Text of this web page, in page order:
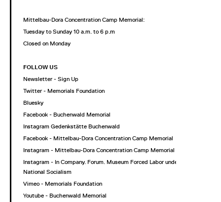
Mittelbau-Dora Concentration Camp Memorial:
Tuesday to Sunday 10 a.m. to 6 p.m
Closed on Monday
FOLLOW US
Newsletter - Sign Up
Twitter - Memorials Foundation
Bluesky
Facebook - Buchenwald Memorial
Instagram Gedenkstätte Buchenwald
Facebook - Mittelbau-Dora Concentration Camp Memorial
Instagram - Mittelbau-Dora Concentration Camp Memorial
Instagram - In Company. Forum. Museum Forced Labor under
National Socialism
Vimeo - Memorials Foundation
Youtube - Buchenwald Memorial